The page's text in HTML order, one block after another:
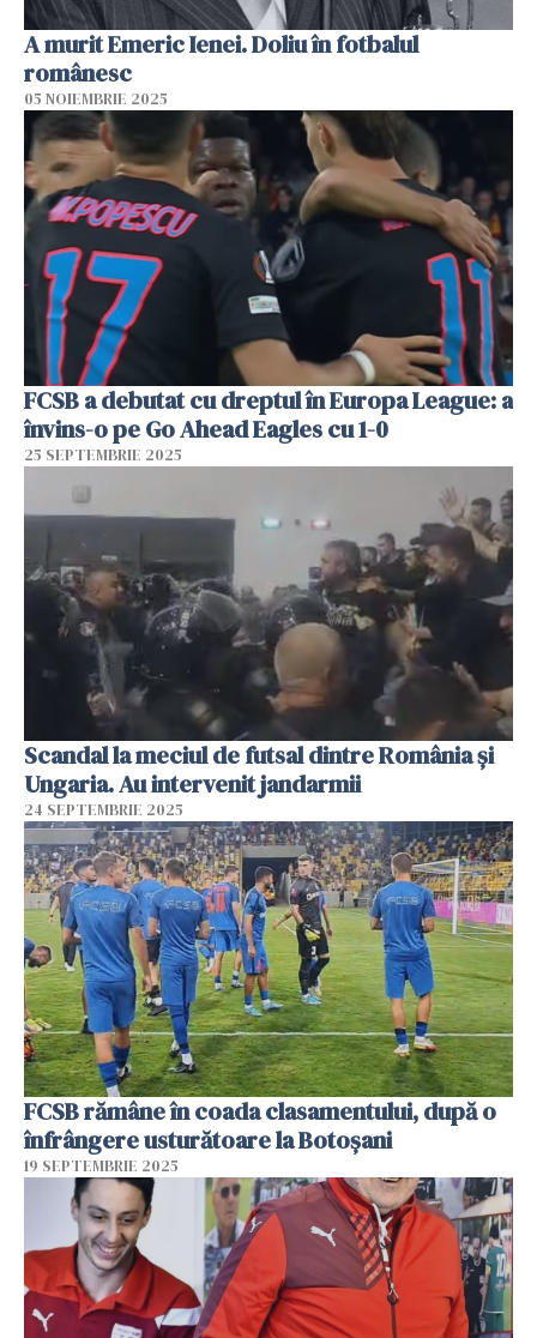
A murit Emeric Ienei. Doliu în fotbalul
românesc
05 NOIEMBRIE 2025
FCSB a debutat cu dreptul în Europa League: a
învins-o pe Go Ahead Eagles cu 1-0
25 SEPTEMBRIE 2025
Scandal la meciul de futsal dintre România şi
Ungaria. Au intervenit jandarmii
24 SEPTEMBRIE 2025
FCSB rămâne în coada clasamentului, după o
înfrângere usturătoare la Botoșani
19 SEPTEMBRIE 2025